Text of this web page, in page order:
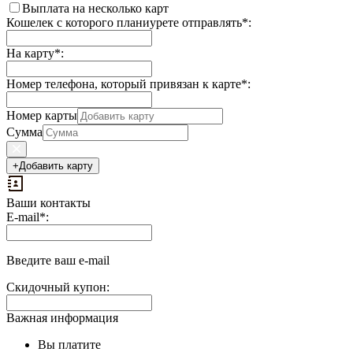
Выплата на несколько карт
Кошелек с которого планиурете отправлять*:
На карту*:
Номер телефона, который привязан к карте*:
Номер карты
Сумма
+Добавить карту
Ваши контакты
Выплаты
доп.
поле:
E-mail*:
Введите ваш e-mail
Скидочный купон:
Важная информация
Вы платите